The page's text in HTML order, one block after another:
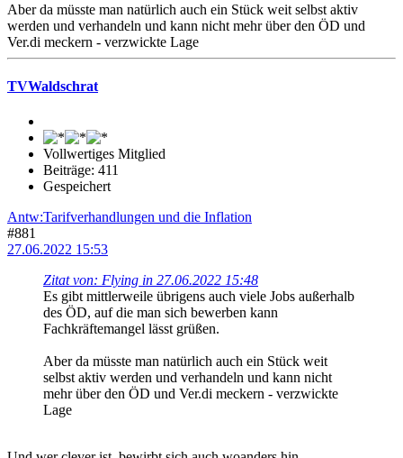
Aber da müsste man natürlich auch ein Stück weit selbst aktiv
werden und verhandeln und kann nicht mehr über den ÖD und
Ver.di meckern - verzwickte Lage
TVWaldschrat
Vollwertiges Mitglied
Beiträge: 411
Gespeichert
Antw:Tarifverhandlungen und die Inflation
#881
27.06.2022 15:53
Zitat von: Flying in 27.06.2022 15:48
Es gibt mittlerweile übrigens auch viele Jobs außerhalb
des ÖD, auf die man sich bewerben kann
Fachkräftemangel lässt grüßen.
Aber da müsste man natürlich auch ein Stück weit
selbst aktiv werden und verhandeln und kann nicht
mehr über den ÖD und Ver.di meckern - verzwickte
Lage